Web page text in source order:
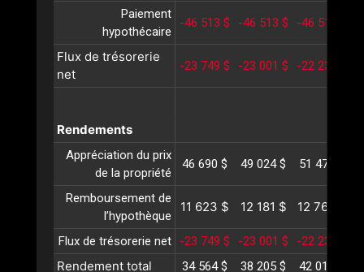
Paiement
hypothécaire
-46 513 $ -46 513 $ -46 513 $
Flux de trésorerie
net
-23 749 $ -23 001 $ -22 230 $
Rendements
Appréciation du prix
de la propriété
46 690 $ 49 024 $ 51 476 $
Remboursement de
l’hypothèque
11 623 $ 12 181 $ 12 767 $
Flux de trésorerie net -23 749 $ -23 001 $ -22 230 $
Rendement total 34 564 $ 38 205 $ 42 013 $